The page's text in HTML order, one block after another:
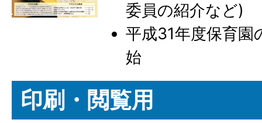
委員の紹介など)
平成31年度保育園
始
印刷・閲覧用